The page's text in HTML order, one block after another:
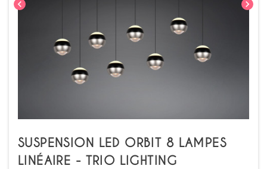
chevron_left chevron_right
SUSPENSION LED ORBIT 8 LAMPES
LINÉAIRE - TRIO LIGHTING